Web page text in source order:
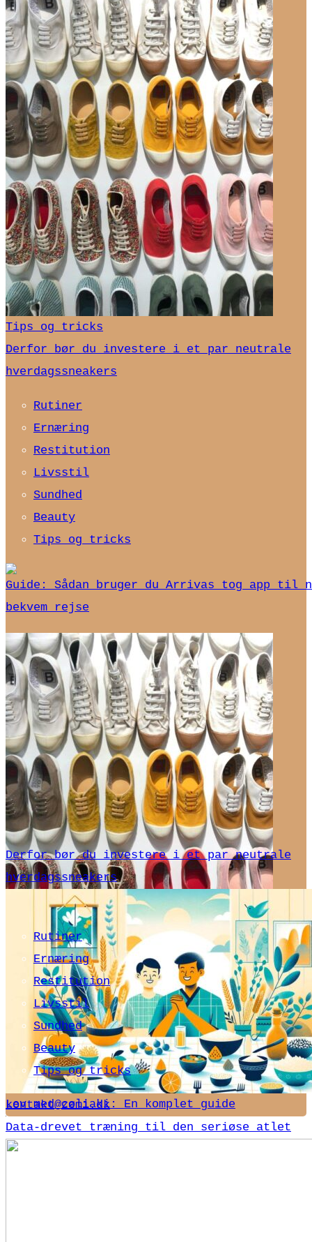
Tips og tricks
Derfor bør du investere i et par neutrale
hverdagssneakers
Rutiner
Ernæring
Restitution
Livsstil
Sundhed
Beauty
Tips og tricks
Guide: Sådan bruger du Arrivas tog app til
bekvem rejse
Derfor bør du investere i et par neutrale
hverdagssneakers
Lev med cøliaki: En komplet guide
Data-drevet træning til den seriøse atlet
Rutiner
Ernæring
Restitution
Livsstil
Sundhed
Beauty
Tips og tricks
kontakt@zemi.dk